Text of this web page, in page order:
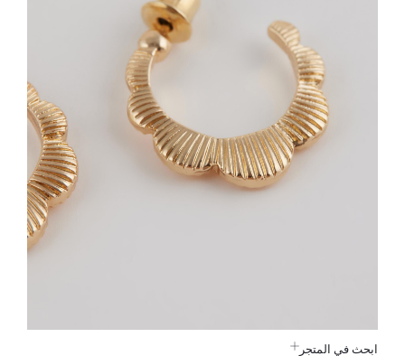
ابحث في المتجر